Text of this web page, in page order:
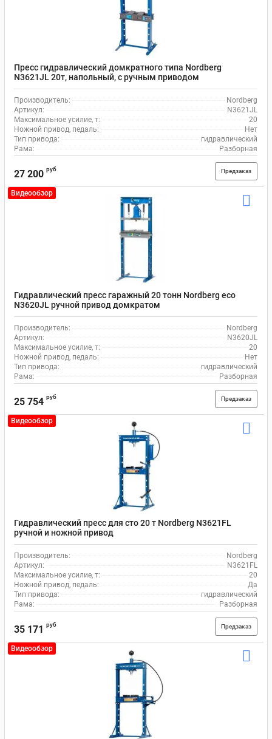
Пресс гидравлический домкратного типа Nordberg
N3621JL 20т, напольный, с ручным приводом
Производитель:
Nordberg
Артикул:
N3621JL
Максимальное усилие, т:
20
Ножной привод, педаль:
Нет
Тип привода:
гидравлический
Рама:
Разборная
27 200 руб Предзаказ
Видеообзор
Гидравлический пресс гаражный 20 тонн Nordberg eco
N3620JL ручной привод домкратом
Производитель:
Nordberg
Артикул:
N3620JL
Максимальное усилие, т:
20
Ножной привод, педаль:
Нет
Тип привода:
гидравлический
Рама:
Разборная
25 754 руб Предзаказ
Видеообзор
Гидравлический пресс для сто 20 т Nordberg N3621FL
ручной и ножной привод
Производитель:
Nordberg
Артикул:
N3621FL
Максимальное усилие, т:
20
Ножной привод, педаль:
Да
Тип привода:
гидравлический
Рама:
Разборная
35 171 руб Предзаказ
Видеообзор